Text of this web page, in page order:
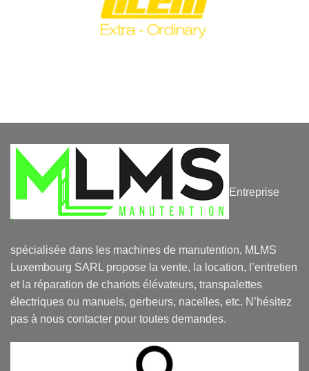
Entreprise
spécialisée dans les machines de manutention, MLMS
Luxembourg SARL propose la vente, la location, l’entretien
et la réparation de chariots élévateurs, transpalettes
électriques ou manuels, gerbeurs, nacelles, etc. N’hésitez
pas à nous contacter pour toutes demandes.